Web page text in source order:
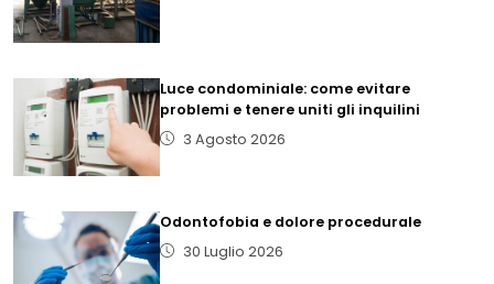
Luce condominiale: come evitare
problemi e tenere uniti gli inquilini
3 Agosto 2026
Odontofobia e dolore procedurale
30 Luglio 2026